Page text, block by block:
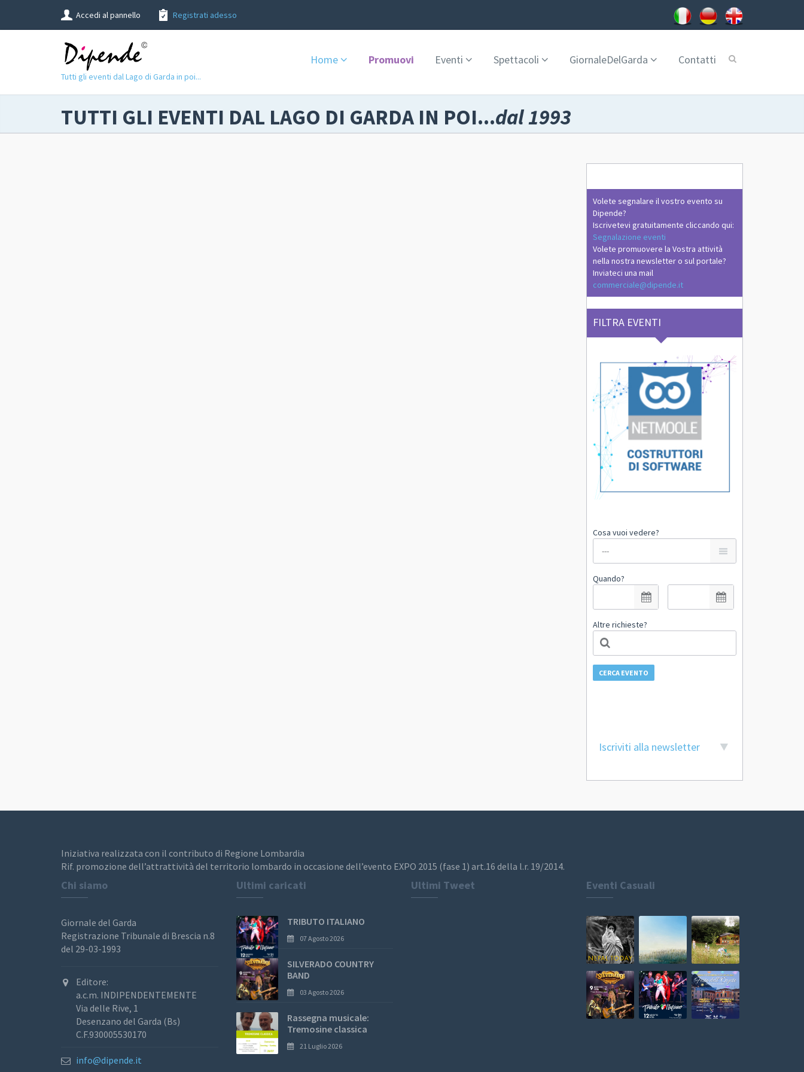
Accedi al pannello Registrati adesso
Tutti gli eventi dal Lago di Garda in poi...
Home Promuovi Eventi Spettacoli GiornaleDelGarda Contatti
TUTTI GLI EVENTI DAL LAGO DI GARDA IN POI...dal 1993
Volete segnalare il vostro evento su
Dipende?
Iscrivetevi gratuitamente cliccando qui:
Segnalazione eventi
Volete promuovere la Vostra attività
nella nostra newsletter o sul portale?
Inviateci una mail
commerciale@dipende.it
FILTRA EVENTI
Cosa vuoi vedere?
Quando?
Altre richieste?
CERCA EVENTO
Iscriviti alla newsletter
Iniziativa realizzata con il contributo di Regione Lombardia
Rif. promozione dell’attrattività del territorio lombardo in occasione dell’evento EXPO 2015 (fase 1) art.16 della l.r. 19/2014.
Chi siamo
Giornale del Garda
Registrazione Tribunale di Brescia n.8
del 29-03-1993
Editore:
a.c.m. INDIPENDENTEMENTE
Via delle Rive, 1
Desenzano del Garda (Bs)
C.F.930005530170
info@dipende.it
Ultimi caricati
TRIBUTO ITALIANO
07 Agosto 2026
SILVERADO COUNTRY
BAND
03 Agosto 2026
Rassegna musicale:
Tremosine classica
21 Luglio 2026
Ultimi Tweet Eventi Casuali